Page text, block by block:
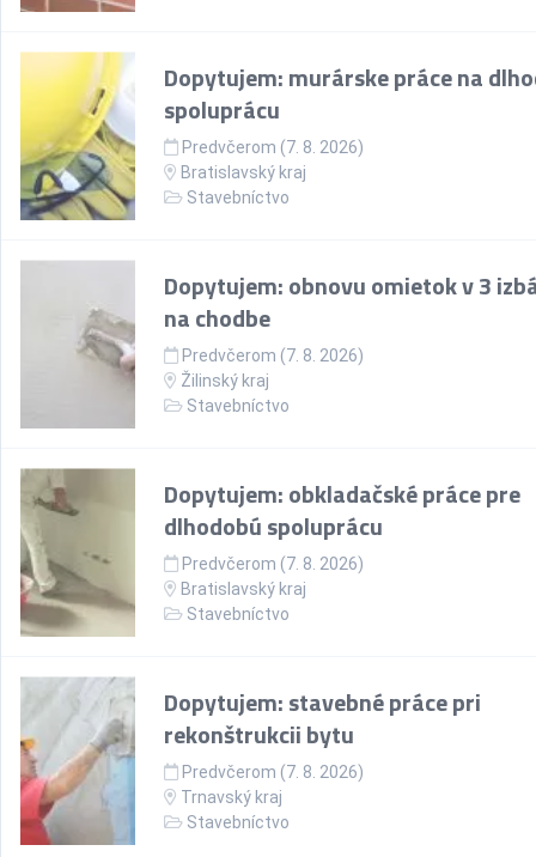
Dopytujem: murárske práce na
spoluprácu
Predvčerom (7. 8. 2026)
Bratislavský kraj
Stavebníctvo
Dopytujem: obnovu omietok v 3
na chodbe
Predvčerom (7. 8. 2026)
Žilinský kraj
Stavebníctvo
Dopytujem: obkladačské práce pre
dlhodobú spoluprácu
Predvčerom (7. 8. 2026)
Bratislavský kraj
Stavebníctvo
Dopytujem: stavebné práce pri
rekonštrukcii bytu
Predvčerom (7. 8. 2026)
Trnavský kraj
Stavebníctvo